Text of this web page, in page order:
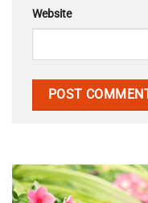
Website